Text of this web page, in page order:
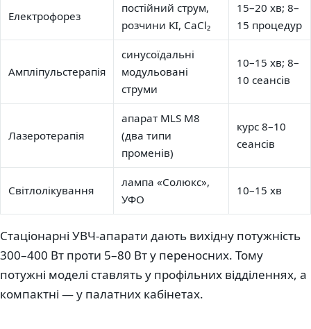
Електрофорез
постійний струм,
розчини KI, CaCl₂
15–20 хв; 8–
15 процедур
Ампліпульстерапія
синусоїдальні
модульовані
струми
10–15 хв; 8–
10 сеансів
Лазеротерапія
апарат MLS M8
(два типи
променів)
курс 8–10
сеансів
Світлолікування
лампа «Солюкс»,
УФО
10–15 хв
Стаціонарні УВЧ-апарати дають вихідну потужність
300–400 Вт проти 5–80 Вт у переносних. Тому
потужні моделі ставлять у профільних відділеннях, а
компактні — у палатних кабінетах.